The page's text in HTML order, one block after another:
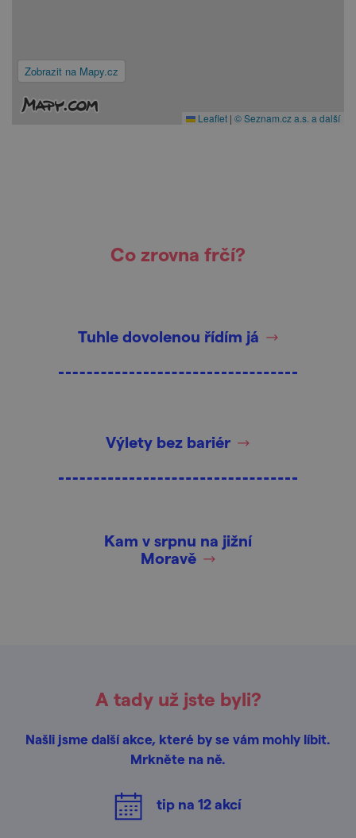
Zobrazit na Mapy.cz
Leaflet | © Seznam.cz a.s. a další
Co zrovna frčí?
Tuhle dovolenou řídím já
Výlety bez bariér
Kam v srpnu na jižní
Moravě
A tady už jste byli?
Našli jsme další akce, které by se vám mohly líbit.
Mrkněte na ně.
tip na 12akcí